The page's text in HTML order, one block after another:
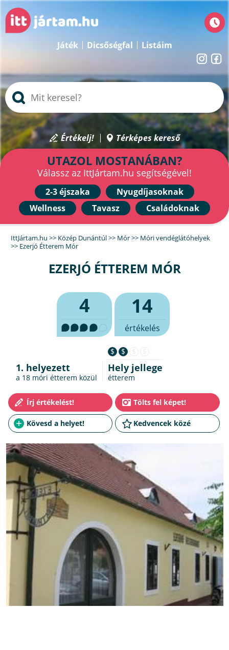
Játék Dicsőségfal Listáim
Értékelj! Térképes kereső
UTAZOL MOSTANÁBAN?
Válassz az IttJártam.hu segítségével!
2-3 éjszaka
Nyugdíjasoknak
Wellness
Tavasz Családoknak
IttJártam.hu >> Közép Dunántúl>> Mór>> Móri vendéglátóhelyek
>> Ezerjó Étterem Mór
EZERJÓ ÉTTEREM MÓR
4 14
értékelés
1. helyezett
a 18 móri étterem közül
$ $
Hely jellege
étterem